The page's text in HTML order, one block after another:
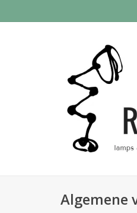
Algemene